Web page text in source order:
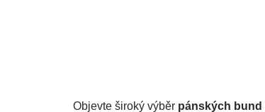
Objevte široký výběr pánských bund